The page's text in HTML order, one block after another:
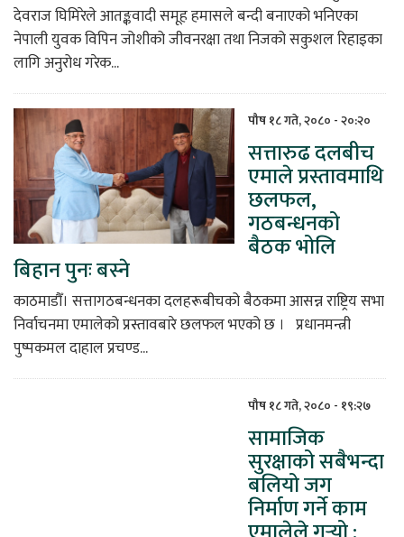
देवराज घिमिरेले आतङ्कवादी समूह हमासले बन्दी बनाएको भनिएका
नेपाली युवक विपिन जोशीको जीवनरक्षा तथा निजको सकुशल रिहाइका
लागि अनुरोध गरेक...
पौष १८ गते, २०८० - २०:२०
सत्तारुढ दलबीच
एमाले प्रस्तावमाथि
छलफल,
गठबन्धनको
बैठक भोलि
बिहान पुनः बस्ने
काठमाडौँ। सत्तागठबन्धनका दलहरूबीचको बैठकमा आसन्न राष्ट्रिय सभा
निर्वाचनमा एमालेको प्रस्तावबारे छलफल भएको छ । प्रधानमन्त्री
पुष्पकमल दाहाल प्रचण्ड...
पौष १८ गते, २०८० - १९:२७
सामाजिक
सुरक्षाको सबैभन्दा
बलियो जग
निर्माण गर्ने काम